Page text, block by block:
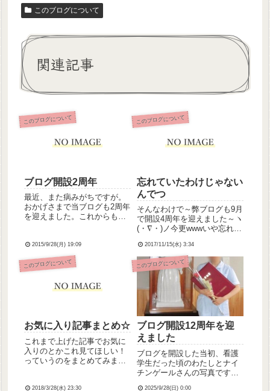
このブログについて
関連記事
このブログについて
ブログ開設2周年
最近、また病みがちですが。
おかげさまで当ブログも2周年
を迎えました。これからも気
ても、生きることは絶対にや
めません。ブログ、著者とも
ども、今後もどうぞよろしく
お願いしますm(_ _)m
2015/9/28(月) 19:09
このブログについて
忘れていたわけじゃない
んでつ
そんなわけで～弊ブログも9月
で開設4周年を迎えました～ヽ
(・∇・)ノ今更wwwいや忘れて
ちゃんと記事上げようと文章
打ってたのに寝落ちしちゃっ
てて、下書き記事をずっとそ
のままにしてたという💦4年前
は国試前で緊張が半端...
2017/11/15(水) 3:34
このブログについて
お気に入り記事まとめ☆
これまで上げた記事でお気に
入りのとかこれ見てほしい！
っていうのをまとめてみまし
2018/3/28(水) 23:30
このブログについて
ブログ開設12周年を迎
えました
ブログを開設した当初、看護
学生だった頃のわたしとナイ
チンゲールさんの写真です。
2025/9/28(日) 0:00